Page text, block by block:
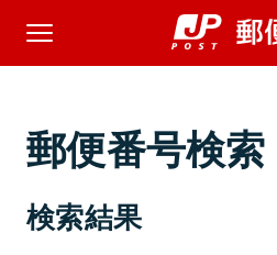
郵便番号検索
検索結果